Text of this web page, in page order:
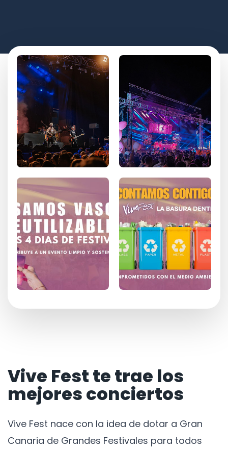
Vive Fest te trae los
mejores conciertos
Vive Fest nace con la idea de dotar a Gran
Canaria de Grandes Festivales para todos